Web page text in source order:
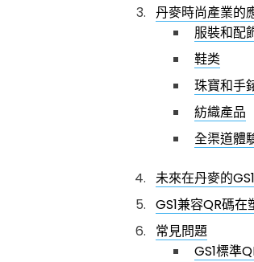
丹麥時尚產業的
服裝和配
鞋类
珠寶和手
紡織產品
全渠道體
未來在丹麥的
GS1兼容QR碼
常見問題
GS1標準